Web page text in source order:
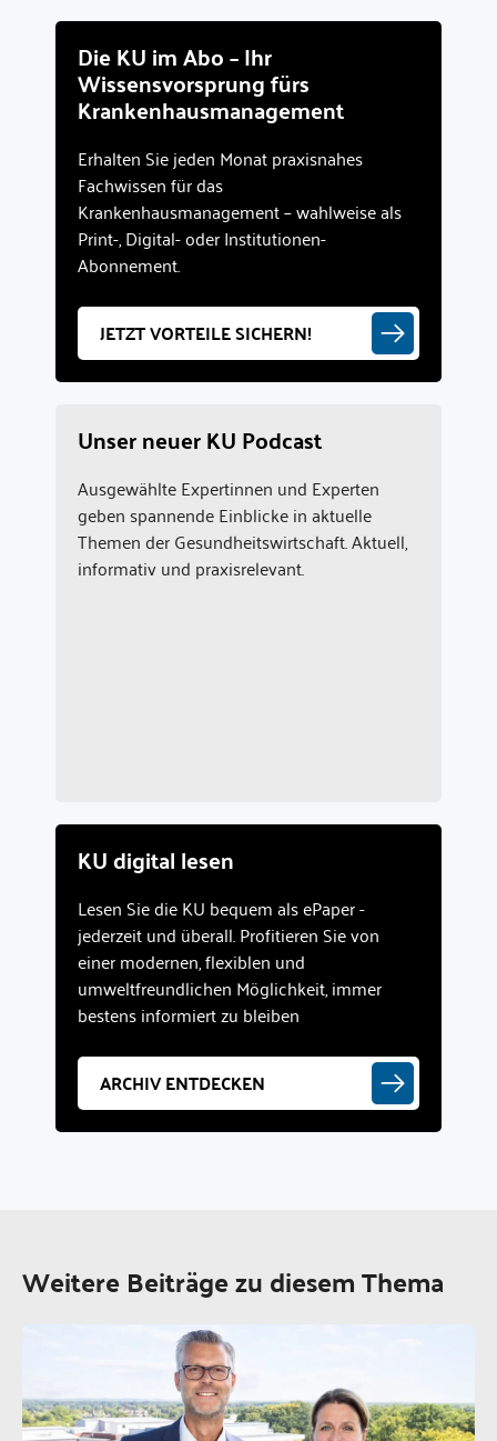
Die KU im Abo – Ihr
Wissensvorsprung fürs
Krankenhausmanagement
Erhalten Sie jeden Monat praxisnahes
Fachwissen für das
Krankenhausmanagement – wahlweise als
Print-, Digital- oder Institutionen-
Abonnement.
JETZT VORTEILE SICHERN!
Unser neuer KU Podcast
Ausgewählte Expertinnen und Experten
geben spannende Einblicke in aktuelle
Themen der Gesundheitswirtschaft. Aktuell,
informativ und praxisrelevant.
KU digital lesen
Lesen Sie die KU bequem als ePaper -
jederzeit und überall. Profitieren Sie von
einer modernen, flexiblen und
umweltfreundlichen Möglichkeit, immer
bestens informiert zu bleiben
ARCHIV ENTDECKEN
Weitere Beiträge zu diesem Thema